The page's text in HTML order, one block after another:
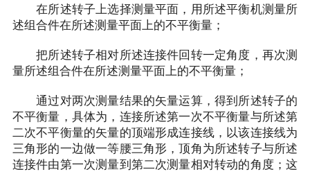
在所述转子上选择测量平面，用所述平衡机测量所
述组合件在所述测量平面上的不平衡量；
把所述转子相对所述连接件回转一定角度，再次测
量所述组合件在所述测量平面上的不平衡量；
通过对两次测量结果的矢量运算，得到所述转子的
不平衡量，具体为，连接所述第一次不平衡量与所述第
二次不平衡量的矢量的顶端形成连接线，以该连接线为
三角形的一边做一等腰三角形，顶角为所述转子与所述
连接件由第一次测量到第二次测量相对转动的角度；这